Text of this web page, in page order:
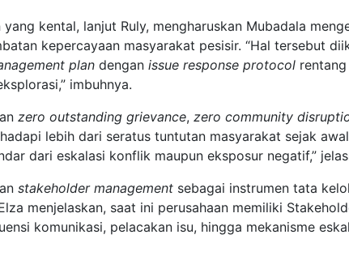
kental, lanjut Ruly, mengharuskan Mubadala
kepercayaan masyarakat pesisir. “Hal tersebut
plan dengan issue response protocol
imbuhnya.
zero outstanding grievance, zero community
lebih dari seratus tuntutan masyarakat sejak
dari eskalasi konflik maupun eksposur negatif,”
stakeholder management sebagai instrumen tata
menjelaskan, saat ini perusahaan memiliki
komunikasi, pelacakan isu, hingga mekanisme